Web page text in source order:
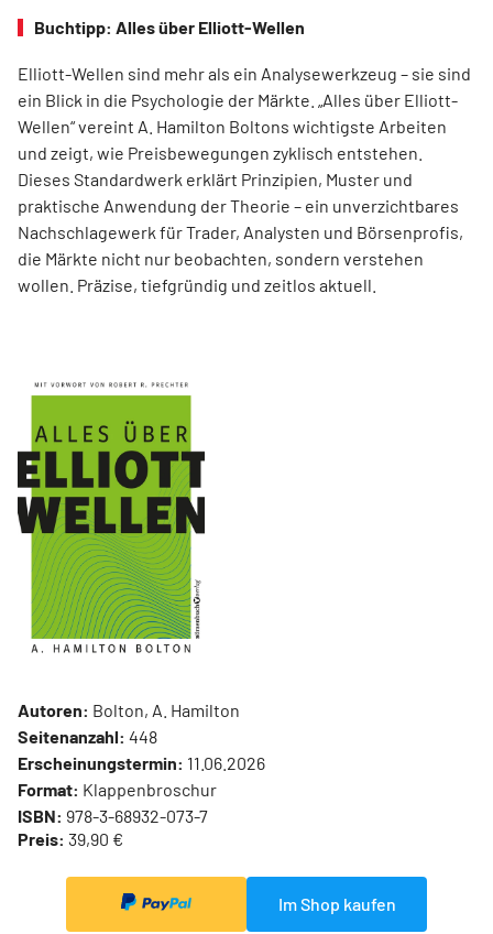
Buchtipp: Alles über Elliott-Wellen
Elliott-Wellen sind mehr als ein Analysewerkzeug – sie sind
ein Blick in die Psychologie der Märkte. „Alles über Elliott-
Wellen“ vereint A. Hamilton Boltons wichtigste Arbeiten
und zeigt, wie Preisbewegungen zyklisch entstehen.
Dieses Standardwerk erklärt Prinzipien, Muster und
praktische Anwendung der Theorie – ein unverzichtbares
Nachschlagewerk für Trader, Analysten und Börsenprofis,
die Märkte nicht nur beobachten, sondern verstehen
wollen. Präzise, tiefgründig und zeitlos aktuell.
Autoren: Bolton, A. Hamilton
Seitenanzahl: 448
Erscheinungstermin: 11.06.2026
Format: Klappenbroschur
ISBN: 978-3-68932-073-7
Preis: 39,90 €
Im Shop kaufen